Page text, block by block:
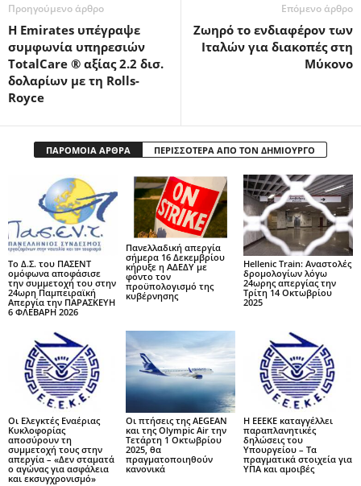
Προηγούμενο άρθρο
Η Emirates υπέγραψε
συμφωνία υπηρεσιών
TotalCare ® αξίας 2.2 δισ.
δολαρίων με τη Rolls-
Royce
Επόμενο άρθρο
Ζωηρό το ενδιαφέρον των
Ιταλών για διακοπές στη
Μύκονο
ΠΑΡΟΜΟΙΑ ΑΡΘΡΑ ΠΕΡΙΣΣΟΤΕΡΑ ΑΠΟ ΤΟΝ ΔΗΜΙΟΥΡΓΟ
Το Δ.Σ. του ΠΑΣΕΝΤ
ομόφωνα αποφάσισε
την συμμετοχή του στην
24ωρη Παμπειραϊκή
Απεργία την ΠΑΡΑΣΚΕΥΗ
6 ΦΛΕΒΑΡΗ 2026
Πανελλαδική απεργία
σήμερα 16 Δεκεμβρίου
κήρυξε η ΑΔΕΔΥ με
φόντο τον
προϋπολογισμό της
κυβέρνησης
Hellenic Train: Αναστολές
δρομολογίων λόγω
24ωρης απεργίας την
Τρίτη 14 Οκτωβρίου
2025
Οι Ελεγκτές Εναέριας
Κυκλοφορίας
αποσύρουν τη
συμμετοχή τους στην
απεργία – «Δεν σταματά
ο αγώνας για ασφάλεια
και εκσυγχρονισμό»
Οι πτήσεις της AEGEAN
και της Olympic Air την
Τετάρτη 1 Οκτωβρίου
2025, θα
πραγματοποιηθούν
κανονικά
Η ΕΕΕΚΕ καταγγέλλει
παραπλανητικές
δηλώσεις του
Υπουργείου – Τα
πραγματικά στοιχεία για
ΥΠΑ και αμοιβές